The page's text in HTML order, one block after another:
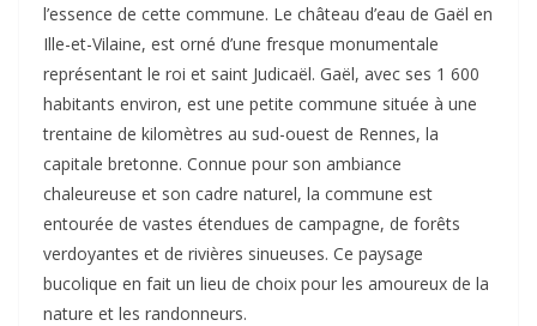
l’essence de cette commune. Le château d’eau de Gaël en
Ille-et-Vilaine, est orné d’une fresque monumentale
représentant le roi et saint Judicaël. Gaël, avec ses 1 600
habitants environ, est une petite commune située à une
trentaine de kilomètres au sud-ouest de Rennes, la
capitale bretonne. Connue pour son ambiance
chaleureuse et son cadre naturel, la commune est
entourée de vastes étendues de campagne, de forêts
verdoyantes et de rivières sinueuses. Ce paysage
bucolique en fait un lieu de choix pour les amoureux de la
nature et les randonneurs.